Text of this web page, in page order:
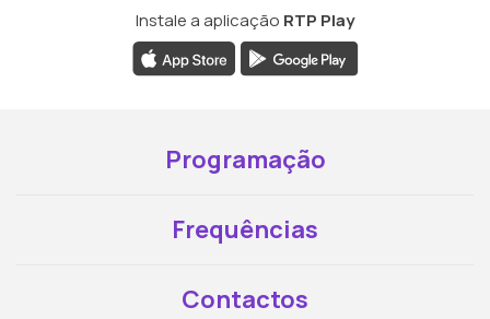
Instale a aplicação RTP Play
Programação
Frequências
Contactos